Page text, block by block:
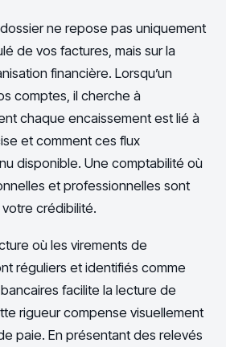
ne repose pas uniquement
de vos factures, mais sur la
financière. Lorsqu’un
comptes, il cherche à
chaque encaissement est lié à
et comment ces flux
disponible. Une comptabilité où
et professionnelles sont
crédibilité.
où les virements de
réguliers et identifiés comme
facilite la lecture de
rigueur compense visuellement
paie. En présentant des relevés